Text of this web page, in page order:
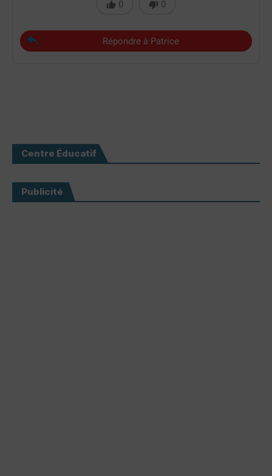
0 0
Répondre à Patrice
Centre Éducatif
Publicité